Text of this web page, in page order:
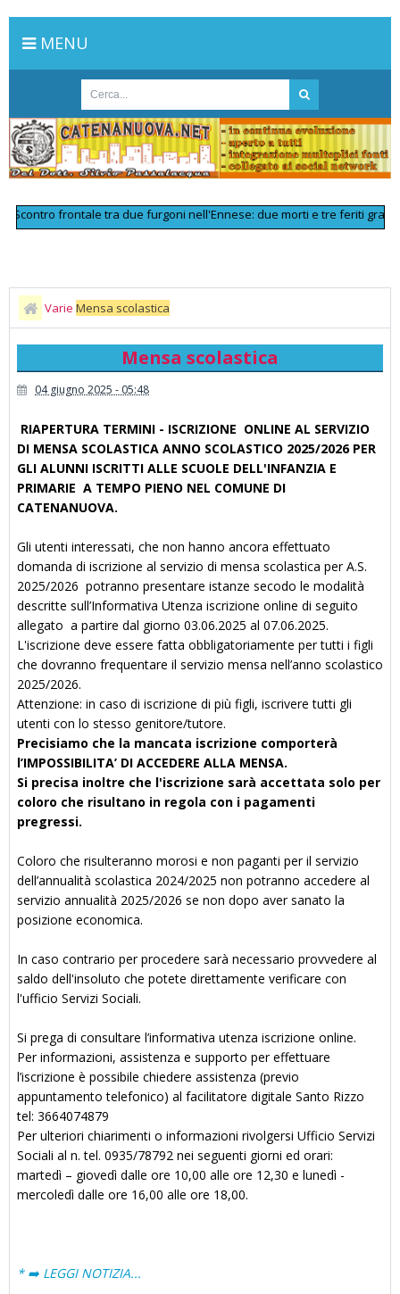
MENU
frontale tra due furgoni nell'Ennese: due morti e tre feriti gravi >>
Varie Mensa scolastica
Mensa scolastica
04 giugno 2025 - 05:48
RIAPERTURA TERMINI - ISCRIZIONE ONLINE AL SERVIZIO
DI MENSA SCOLASTICA ANNO SCOLASTICO 2025/2026 PER
GLI ALUNNI ISCRITTI ALLE SCUOLE DELL'INFANZIA E
PRIMARIE A TEMPO PIENO NEL COMUNE DI
CATENANUOVA.
Gli utenti interessati, che non hanno ancora effettuato
domanda di iscrizione al servizio di mensa scolastica per A.S.
2025/2026 potranno presentare istanze secodo le modalità
descritte sull’Informativa Utenza iscrizione online di seguito
allegato a partire dal giorno 03.06.2025 al 07.06.2025.
L'iscrizione deve essere fatta obbligatoriamente per tutti i figli
che dovranno frequentare il servizio mensa nell’anno scolastico
2025/2026.
Attenzione: in caso di iscrizione di più figli, iscrivere tutti gli
utenti con lo stesso genitore/tutore.
Precisiamo che la mancata iscrizione comporterà
l’IMPOSSIBILITA’ DI ACCEDERE ALLA MENSA.
Si precisa inoltre che l'iscrizione sarà accettata solo per
coloro che risultano in regola con i pagamenti
pregressi.
Coloro che risulteranno morosi e non paganti per il servizio
dell’annualità scolastica 2024/2025 non potranno accedere al
servizio annualità 2025/2026 se non dopo aver sanato la
posizione economica.
In caso contrario per procedere sarà necessario provvedere al
saldo dell'insoluto che potete direttamente verificare con
l'ufficio Servizi Sociali.
Si prega di consultare l’informativa utenza iscrizione online.
Per informazioni, assistenza e supporto per effettuare
l’iscrizione è possibile chiedere assistenza (previo
appuntamento telefonico) al facilitatore digitale Santo Rizzo
tel: 3664074879
Per ulteriori chiarimenti o informazioni rivolgersi Ufficio Servizi
Sociali al n. tel. 0935/78792 nei seguenti giorni ed orari:
martedì – giovedì dalle ore 10,00 alle ore 12,30 e lunedì -
mercoledì dalle ore 16,00 alle ore 18,00.
* ➡️ LEGGI NOTIZIA...